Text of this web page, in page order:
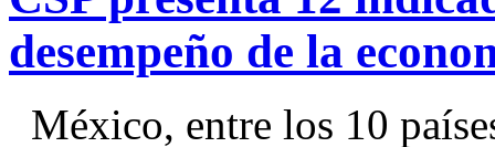
desempeño de la
México, entre los 10